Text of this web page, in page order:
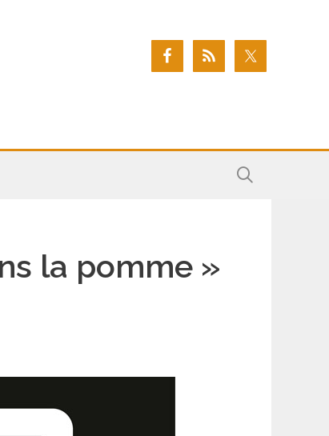
la pomme »